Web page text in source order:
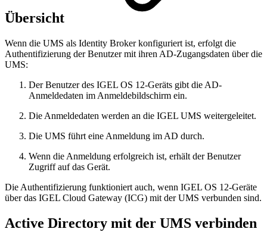
Übersicht
Wenn die UMS als Identity Broker konfiguriert ist, erfolgt die
Authentifizierung der Benutzer mit ihren AD-Zugangsdaten über die
UMS:
Der Benutzer des IGEL OS 12-Geräts gibt die AD-
Anmeldedaten im Anmeldebildschirm ein.
Die Anmeldedaten werden an die IGEL UMS weitergeleitet.
Die UMS führt eine Anmeldung im AD durch.
Wenn die Anmeldung erfolgreich ist, erhält der Benutzer
Zugriff auf das Gerät.
Die Authentifizierung funktioniert auch, wenn IGEL OS 12-Geräte
über das IGEL Cloud Gateway (ICG) mit der UMS verbunden sind.
Active Directory mit der UMS verbinden